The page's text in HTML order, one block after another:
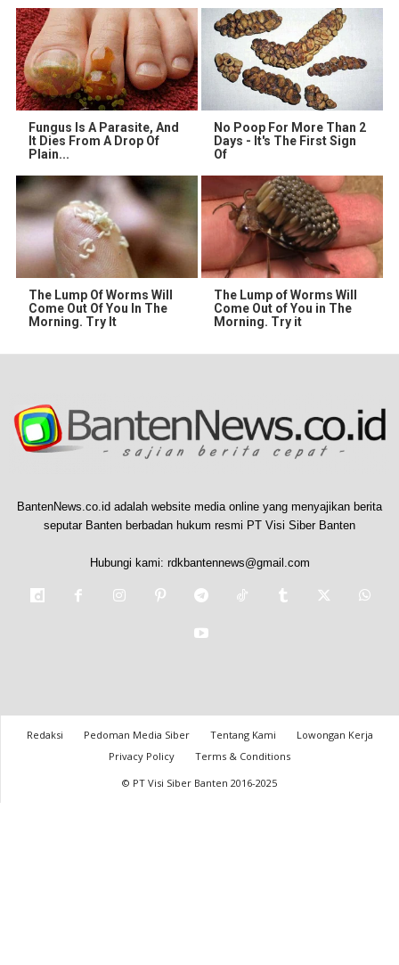
Fungus Is A Parasite, And
It Dies From A Drop Of
Plain...
No Poop For More Than 2
Days - It's The First Sign
Of
The Lump Of Worms Will
Come Out Of You In The
Morning. Try It
The Lump of Worms Will
Come Out of You in The
Morning. Try it
BantenNews.co.id adalah website media online yang menyajikan berita
seputar Banten berbadan hukum resmi PT Visi Siber Banten
Hubungi kami: rdkbantennews@gmail.com
Redaksi Pedoman Media Siber Tentang Kami
Lowongan Kerja
Privacy Policy
Terms & Conditions
© PT Visi Siber Banten 2016-2025